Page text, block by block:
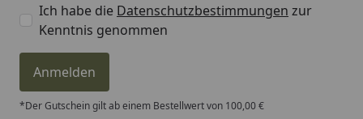
Ich habe die Datenschutzbestimmungen zur
Kenntnis genommen
Anmelden
*Der Gutschein gilt ab einem Bestellwert von 100,00 €